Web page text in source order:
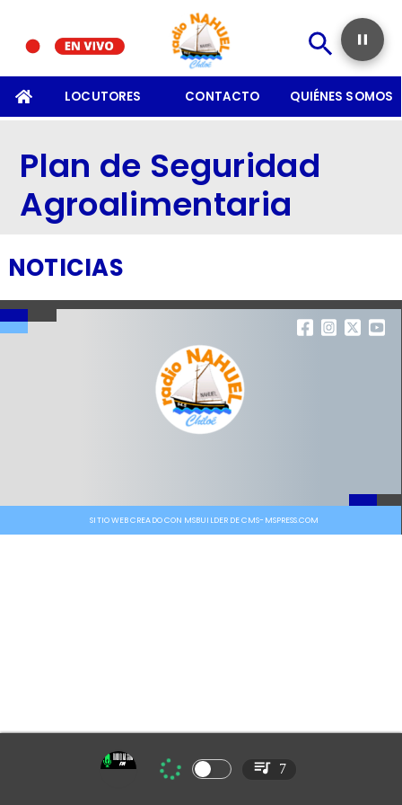
LOCUTORES CONTACTO QUIÉNES SOMOS
Plan de Seguridad
Agroalimentaria
NOTICIAS
SITIO WEB CREADO CON MSBUILDER DE CMS-MSPRESS.COM
7